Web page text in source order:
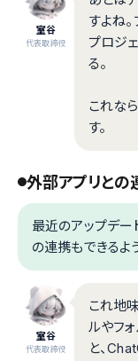
室谷
代表取締役
すよね
プロジ
る。
これな
す。
外部アプリとの
最近のアップデ
の連携もできるよ
室谷
代表取締役
これ地
ルやフ
と、